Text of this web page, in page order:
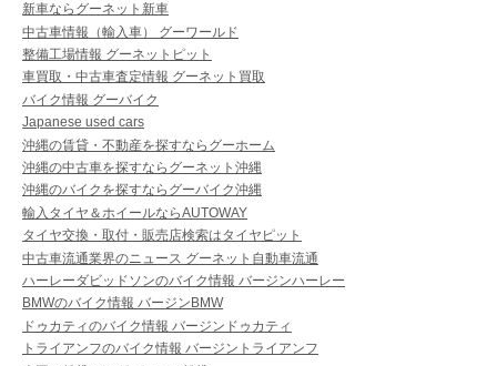
新車ならグーネット新車
中古車情報（輸入車） グーワールド
整備工場情報 グーネットピット
車買取・中古車査定情報 グーネット買取
バイク情報 グーバイク
Japanese used cars
沖縄の賃貸・不動産を探すならグーホーム
沖縄の中古車を探すならグーネット沖縄
沖縄のバイクを探すならグーバイク沖縄
輸入タイヤ＆ホイールならAUTOWAY
タイヤ交換・取付・販売店検索はタイヤピット
中古車流通業界のニュース グーネット自動車流通
ハーレーダビッドソンのバイク情報 バージンハーレー
BMWのバイク情報 バージンBMW
ドゥカティのバイク情報 バージンドゥカティ
トライアンフのバイク情報 バージントライアンフ